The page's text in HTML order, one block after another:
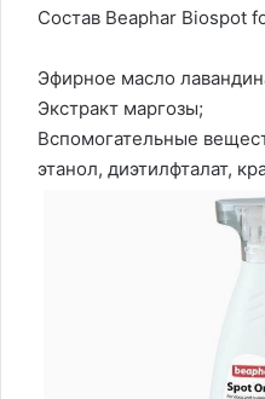
Состав Beaphar Biospot
Эфирное масло
Экстракт маргозы;
Вспомогательные
этанол, диэтилфталат,